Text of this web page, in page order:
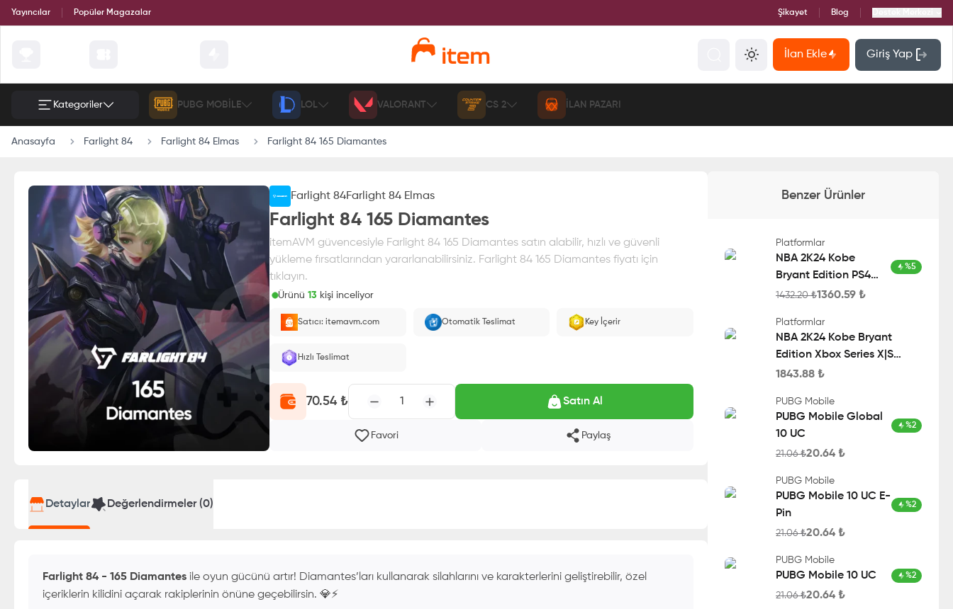
Yayıncılar Popüler Magazalar Şikayet Blog
İlan Ekle Giriş Yap
Kategoriler PUBG MOBILE LOL VALORANT CS 2 İLAN PAZARI
Anasayfa Farlight 84 Farlight 84 Elmas Farlight 84 165 Diamantes
Farlight 84Farlight 84 Elmas
Farlight 84 165 Diamantes
itemAVM güvencesiyle Farlight 84 165 Diamantes satın alabilir, hızlı ve güvenli
yükleme fırsatlarından yararlanabilirsiniz. Farlight 84 165 Diamantes fiyatı için
tıklayın.
Ürünü 13 kişi inceliyor
E-Pin olarak yüklenir.
Satıcı: itemavm.com Otomatik Teslimat Key İçerir
Hızlı Teslimat
70.54₺ 1 Satın Al
Favori Paylaş
Detaylar Değerlendirmeler (0)
Farlight 84 - 165 Diamantes ile oyun gücünü artır! Diamantes’ları kullanarak silahlarını ve karakterlerini geliştirebilir, özel
içeriklerin kilidini açarak rakiplerinin önüne geçebilirsin. 💎⚡
Benzer Ürünler
Platformlar
NBA 2K24 Kobe
Bryant Edition PS4
Account
%5
1432.20₺1360.59 ₺
Platformlar
NBA 2K24 Kobe Bryant
Edition Xbox Series X|S
Account
1843.88 ₺
PUBG Mobile
PUBG Mobile Global
10 UC
%2
21.06₺20.64 ₺
PUBG Mobile
PUBG Mobile 10 UC E-
Pin
%2
21.06₺20.64 ₺
PUBG Mobile
PUBG Mobile 10 UC %2
21.06₺20.64 ₺